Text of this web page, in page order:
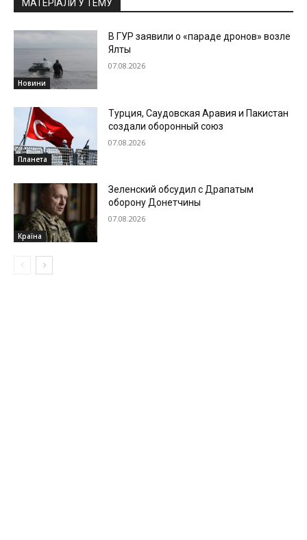
МАТЕРІАЛИ У ТЕМУ
Новини
В ГУР заявили о «параде дронов» возле
Ялты
07.08.2026
Планета
Турция, Саудовская Аравия и Пакистан
создали оборонный союз
07.08.2026
Країна
Зеленский обсудил с Драпатым
оборону Донетчины
07.08.2026